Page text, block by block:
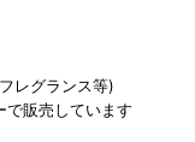
レグランス等)
で販売しています